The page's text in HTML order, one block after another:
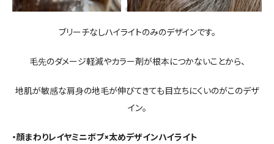
ブリーチなしハイライトのみのデザインです。
毛先のダメージ軽減やカラー剤が根本につかないことから、
地肌が敏感な肩身の地毛が伸びてきても目立ちにくいのがこのデザ
イン。
・顔まわりレイヤミニボブ×太めデザインハイライト